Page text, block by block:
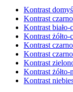
Kontrast
Kontrast
Kontrast biało-
Kontrast żółto-
Kontrast
Kontrast
Kontrast
Kontrast żółto-
Kontrast